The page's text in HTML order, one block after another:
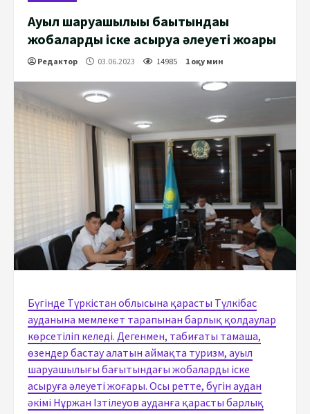
Ауыл шаруашылығы бағытындағы
жобаларды іске асыруға әлеуеті жоғары
Редактор 03.06.2023 14985 1 оқу мин
Бүгінде Түркістан облысына қарасты Түлкібас
ауданына мемлекет тарапынан барлық қолдаулар
көрсетіліп келеді. Дегенмен, табиғаты тамаша,
өзендер бастау алатын аймақта туризм, ауыл
шаруашылығы бағытындағы жобаларды іске
асыруға әлеуеті жоғары. Осы ретте, бүгін аудан
әкімі Нұржан Ізтілеуов ауданға қарасты барлық